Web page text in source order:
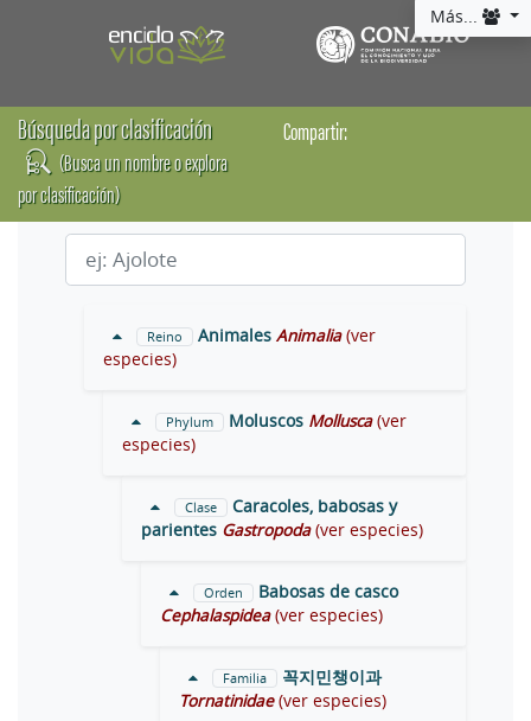
Más...
Búsqueda por clasificación
(Busca un nombre o explora
por clasificación)
Compartir:
Reino Animales Animalia (ver
especies)
Phylum Moluscos Mollusca (ver
especies)
Clase
Caracoles, babosas y
parientes Gastropoda (ver especies)
Orden
Babosas de casco
Cephalaspidea (ver especies)
Familia
꼭지민챙이과
Tornatinidae (ver especies)